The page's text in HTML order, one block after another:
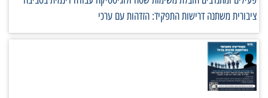
ציבורית משתנה דרישות התפקיד: הזדהות עם ערכי